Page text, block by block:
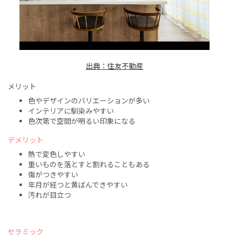
出典：住友不動産
メリット
色やデザインのバリエーションが多い
インテリアに馴染みやすい
色次第で空間が明るい印象になる
デメリット
熱で変色しやすい
重いものを落とすと割れることもある
傷がつきやすい
年月が経つと黄ばんできやすい
汚れが目立つ
セラミック